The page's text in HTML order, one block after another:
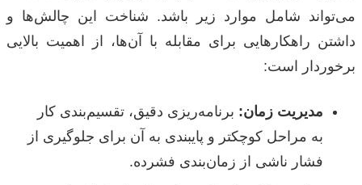
می‌تواند شامل موارد زیر باشد. شناخت این چالش‌ها و
داشتن راهکارهایی برای مقابله با آن‌ها، از اهمیت بالایی
برخوردار است:
مدیریت زمان: برنامه‌ریزی دقیق، تقسیم‌بندی کار
به مراحل کوچکتر و پایبندی به آن برای جلوگیری از
فشار ناشی از زمان‌بندی فشرده.